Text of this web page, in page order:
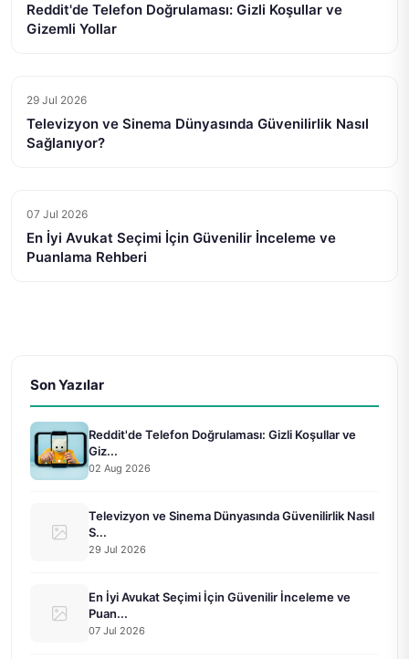
Reddit'de Telefon Doğrulaması: Gizli Koşullar ve
Gizemli Yollar
29 Jul 2026
Televizyon ve Sinema Dünyasında Güvenilirlik Nasıl
Sağlanıyor?
07 Jul 2026
En İyi Avukat Seçimi İçin Güvenilir İnceleme ve
Puanlama Rehberi
Son Yazılar
Reddit'de Telefon Doğrulaması: Gizli Koşullar ve
Giz...
02 Aug 2026
Televizyon ve Sinema Dünyasında Güvenilirlik Nasıl
S...
29 Jul 2026
En İyi Avukat Seçimi İçin Güvenilir İnceleme ve
Puan...
07 Jul 2026